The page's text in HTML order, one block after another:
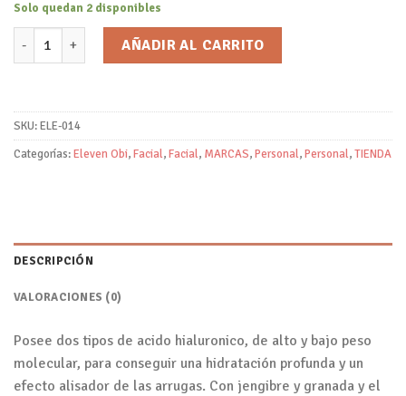
Solo quedan 2 disponibles
Serum Regenerador/Eleven Obi cantidad
AÑADIR AL CARRITO
SKU:ELE-014
Categorías:Eleven Obi,Facial,Facial, MARCAS,Personal,Personal,TIENDA
DESCRIPCIÓN
VALORACIONES (0)
Posee dos tipos de acido hialuronico, de alto y bajo peso
molecular, para conseguir una hidratación profunda y un
efecto alisador de las arrugas. Con jengibre y granada y el